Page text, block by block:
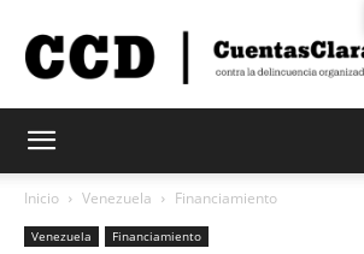
Inicio Venezuela Financiamiento
Venezuela Financiamiento